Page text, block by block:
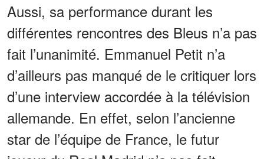
Aussi, sa performance durant les
différentes rencontres des Bleus n’a pas
fait l’unanimité. Emmanuel Petit n’a
d’ailleurs pas manqué de le critiquer lors
d’une interview accordée à la télévision
allemande. En effet, selon l’ancienne
star de l’équipe de France, le futur